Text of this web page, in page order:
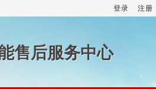
登录 注册
售后服务中心